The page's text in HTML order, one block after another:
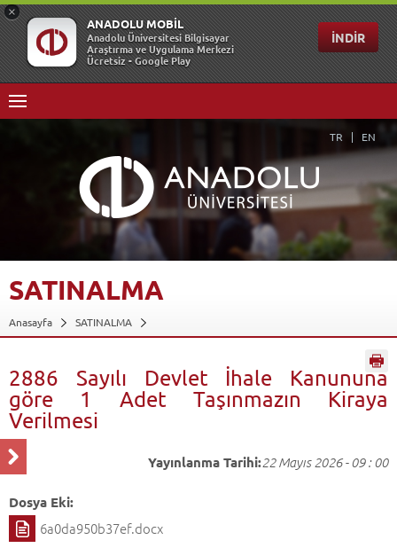
TR EN
SATINALMA
Anasayfa
SATINALMA
Geri Dön
2886 Sayılı Devlet İhale Kanununa
göre 1 Adet Taşınmazın Kiraya
Verilmesi
Yayınlanma Tarihi:22 Mayıs 2026 - 09 : 00
Dosya Eki:
6a0da950b37ef.docx